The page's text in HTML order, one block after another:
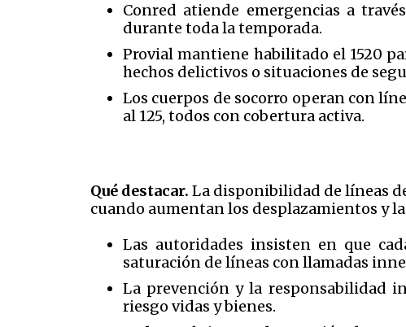
Conred atiende emergencias a
durante toda la temporada.
Provial mantiene habilitado el 1520
hechos delictivos o situaciones de
Los cuerpos de socorro operan con
al 125, todos con cobertura activa.
Qué destacar. La disponibilidad de líneas
cuando aumentan los desplazamientos y
Las autoridades insisten en que
saturación de líneas con llamadas
La prevención y la responsabilidad
riesgo vidas y bienes.